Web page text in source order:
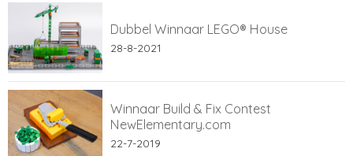
Dubbel Winnaar LEGO® House
28-8-2021
Winnaar Build & Fix Contest
NewElementary.com
22-7-2019